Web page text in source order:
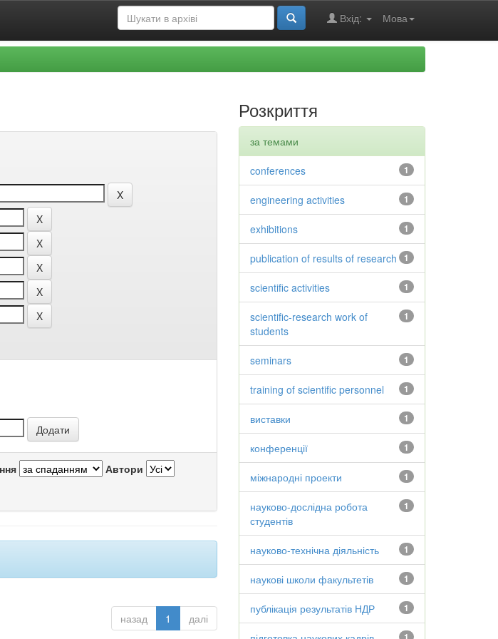
Мова
Вхід:
Автори
назад 1 далі
Розкриття
за темами
1
conferences
1
engineering activities
1
exhibitions
1
publication of results of research
1
scientific activities
1
scientific-research work of
students
1
seminars
1
training of scientific personnel
1
виставки
1
конференції
1
міжнародні проекти
1
науково-дослідна робота
студентів
1
науково-технічна діяльність
1
наукові школи факультетів
1
публікація результатів НДР